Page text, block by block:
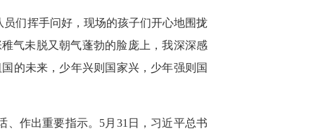
们挥手问好，现场的孩子们开心地围拢
气未脱又朝气蓬勃的脸庞上，我深深感
的未来，少年兴则国家兴，少年强则国
作出重要指示。5月31日，习近平总书